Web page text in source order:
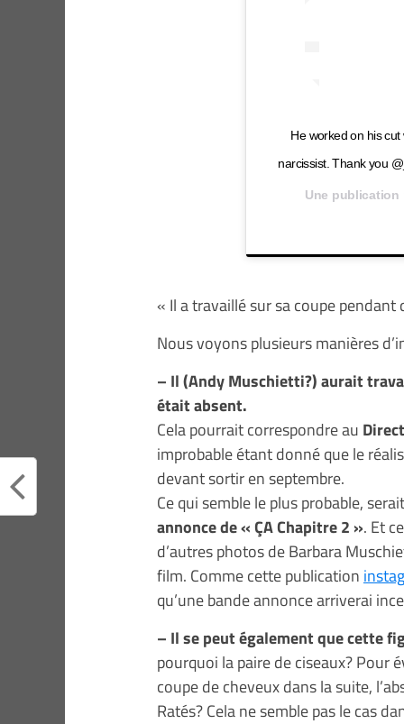
He worked on his cut
narcissist. Thank you
Une publication
« Il a travaillé sur sa coupe
Nous voyons plusieurs manières
– Il (Andy Muschietti?) aurait
était absent.
Cela pourrait correspondre au
improbable étant donné que le
devant sortir en septembre.
Ce qui semble le plus probable,
annonce de « ÇA Chapitre 2 ». Et
d’autres photos de Barbara
film. Comme cette publication
qu’une bande annonce arriverai
– Il se peut également que cette
pourquoi la paire de ciseaux? Pour
coupe de cheveux dans la suite,
Ratés? Cela ne semble pas le cas